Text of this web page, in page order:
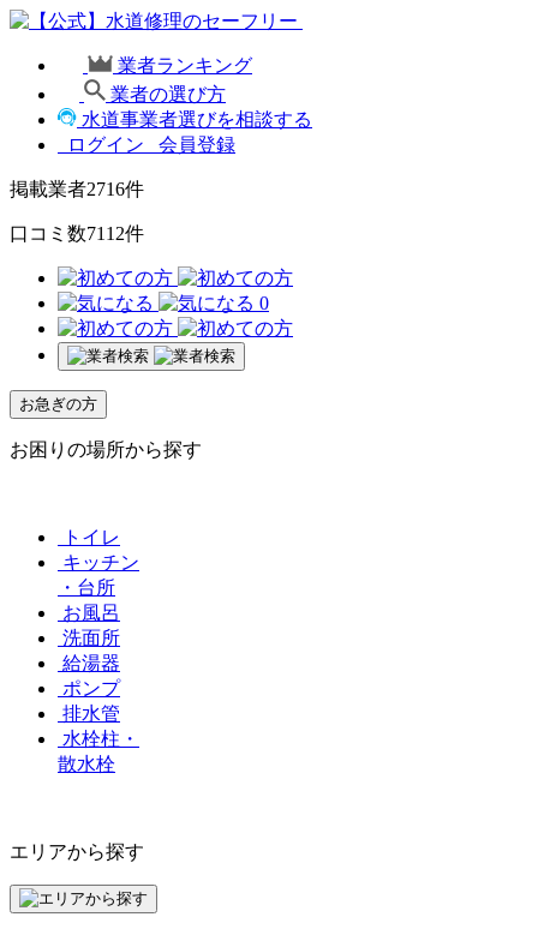
業者ランキング
業者の選び方
水道事業者選びを相談する
ログイン
会員登録
掲載業者2716件
口コミ数7112件
0
お急ぎの方
お困りの場所から探す
トイレ
キッチン
・台所
お風呂
洗面所
給湯器
ポンプ
排水管
水栓柱・
散水栓
エリアから探す